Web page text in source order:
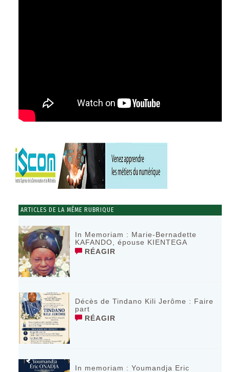
ARTICLES DE LA MÊME RUBRIQUE
In Memoriam : Marie-Bernadette
KAFANDO, épouse KIENTEGA
RÉAGIR
Décès de Tindano Kili Jerôme : Faire
part
RÉAGIR
In memoriam : Youmandja Eric